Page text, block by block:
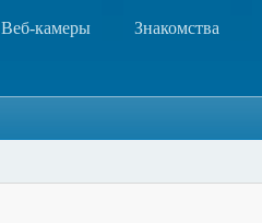
Веб-камеры Знакомства